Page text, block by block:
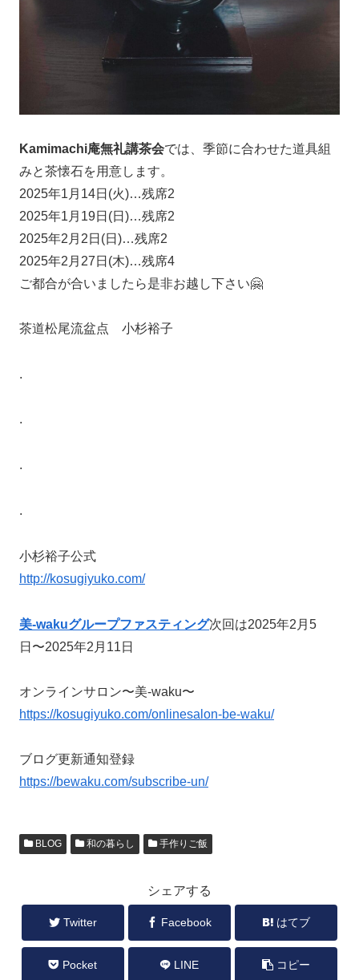
Kamimachi庵無礼講茶会では、季節に合わせた道具組
みと茶懐石を用意します。
2025年1月14日(火)…残席2
2025年1月19日(日)…残席2
2025年2月2日(日)…残席2
2025年2月27日(木)…残席4
ご都合が合いましたら是非お越し下さい🤗
茶道松尾流盆点 小杉裕子
.
.
.
.
小杉裕子公式
http://kosugiyuko.com/
美-wakuグループファスティング次回は2025年2月5
日〜2025年2月11日
オンラインサロン〜美-waku〜
https://kosugiyuko.com/onlinesalon-be-waku/
ブログ更新通知登録
https://bewaku.com/subscribe-un/
BLOG 和の暮らし 手作りご飯
シェアする
Twitter Facebook はてブ
Pocket LINE コピー